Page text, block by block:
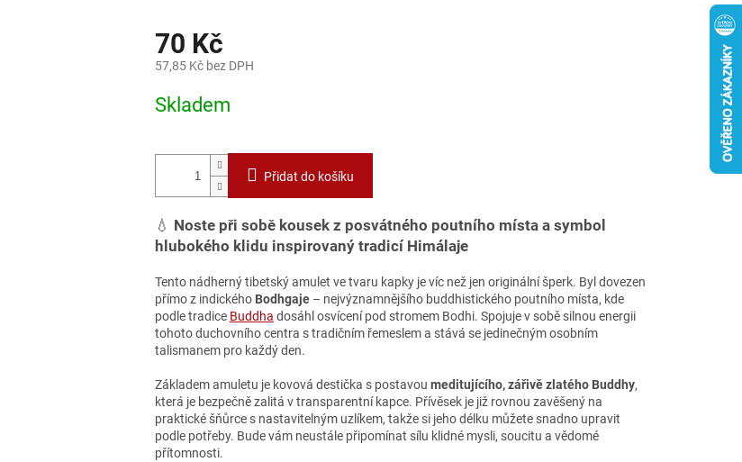
70 Kč
57,85 Kč bez DPH
cena:
Skladem
Přidat do košíku
💧 Noste při sobě kousek z posvátného poutního místa a symbol
hlubokého klidu inspirovaný tradicí Himálaje
Tento nádherný tibetský amulet ve tvaru kapky je víc než jen originální šperk. Byl dovezen
přímo z indického Bodhgaje – nejvýznamnějšího buddhistického poutního místa, kde
podle tradice Buddha dosáhl osvícení pod stromem Bodhi. Spojuje v sobě silnou energii
tohoto duchovního centra s tradičním řemeslem a stává se jedinečným osobním
talismanem pro každý den.
Základem amuletu je kovová destička s postavou meditujícího, zářivě zlatého Buddhy,
která je bezpečně zalitá v transparentní kapce. Přívěsek je již rovnou zavěšený na
praktické šňůrce s nastavitelným uzlíkem, takže si jeho délku můžete snadno upravit
podle potřeby. Bude vám neustále připomínat sílu klidné mysli, soucitu a vědomé
přítomnosti.